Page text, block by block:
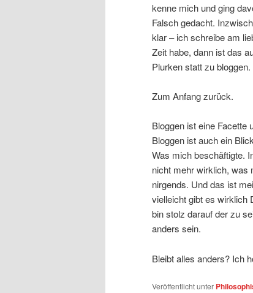
kenne mich und ging
Falsch gedacht.
klar – ich schreibe am
Zeit habe, dann ist das
Plurken statt zu bloggen.
Zum Anfang zurück.
Bloggen ist eine Facette
Bloggen ist auch ein
Was mich beschäftigte.
nicht mehr wirklich, was
nirgends. Und das ist
vielleicht gibt es wirklich
bin stolz darauf der zu
anders sein.
Bleibt alles anders? Ich
Veröffentlicht unter